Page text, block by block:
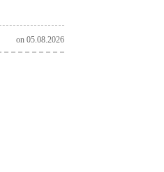
on 05.08.2026